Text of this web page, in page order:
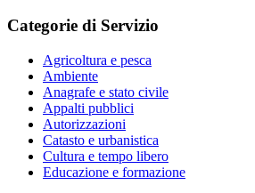
Categorie di Servizio
Agricoltura e pesca
Ambiente
Anagrafe e stato civile
Appalti pubblici
Autorizzazioni
Catasto e urbanistica
Cultura e tempo libero
Educazione e formazione